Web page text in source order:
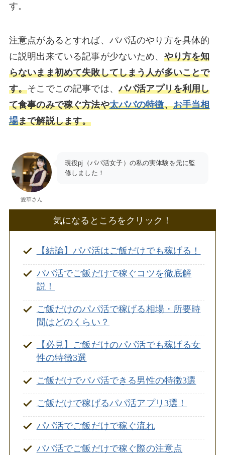
す。
注意点があるとすれば、パパ活のやり方を具体的
に説明出来ている記事が少ないため、 やり方を知
らないまま初めて失敗してしまう人が多いことで
す。そこでこの記事では、パパ活アプリを利用し
て食事のみで稼ぐ方法や太パパの特徴、お手当相
場まで解説します。
愛華さん
現役pj（パパ活女子）の私の実体験を元に監
修しました！
気になるところをクリック！
【結論】パパ活はご飯だけでも稼げる！
パパ活でご飯だけで稼ぐコツを徹底解
説！
ご飯だけのパパ活で稼げる相場・所要時
間はどのくらい？
【必見】ご飯だけのパパ活でも稼げる女
性の特徴3選
ご飯だけでパパ活できる男性の特徴3選
ご飯だけで稼げるパパ活アプリ3選！
パパ活でご飯だけで稼ぐ流れ
パパ活でご飯だけで稼ぐ際の注意点